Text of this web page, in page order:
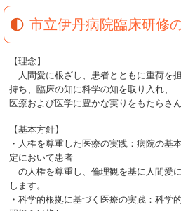
市立伊丹病院臨床研修
【理念】
人間愛に根ざし、患者とともに重荷を
持ち、臨床の知に科学の知を取り入れ、
医療および医学に豊かな実りをもたらさ
【基本方針】
・人権を尊重した医療の実践：病院の基
定において患者
の人権を尊重し、倫理観を基に人間愛
します。
・科学的根拠に基づく医療の実践：科学